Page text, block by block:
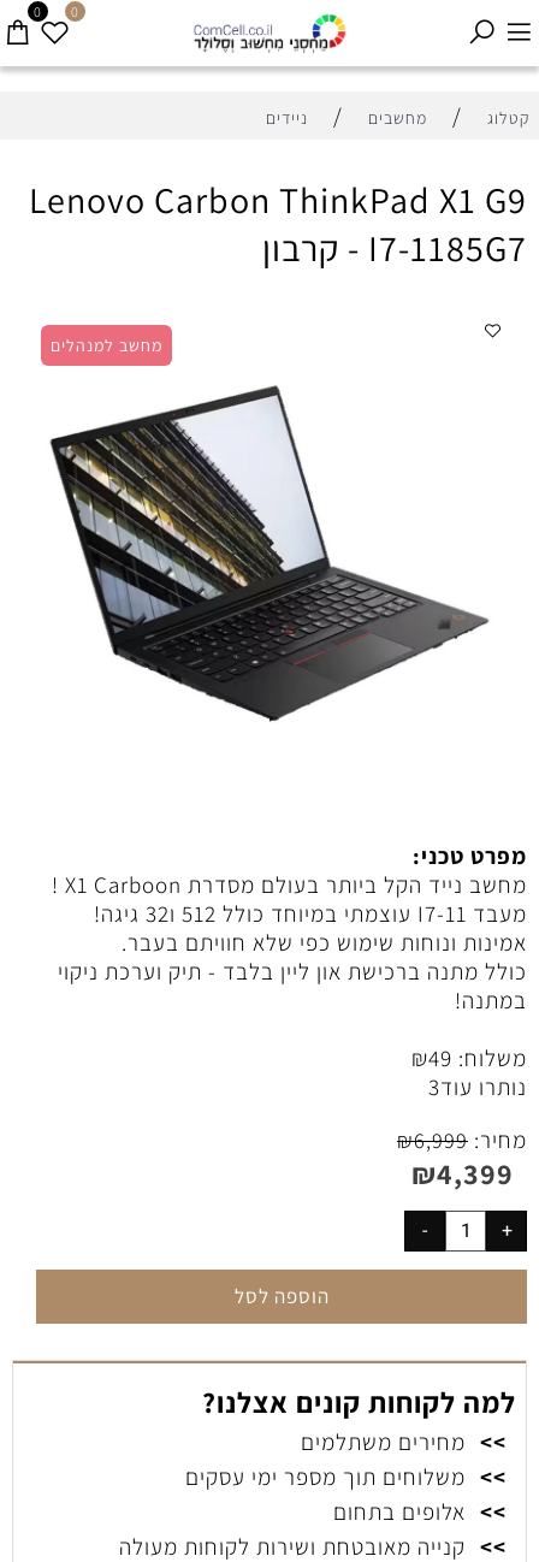
0 0
קטלוג / מחשבים / ניידים
Lenovo Carbon ThinkPad X1 G9
I7-1185G7 - קרבון
מחשב למנהלים
מפרט טכני:
מחשב נייד הקל ביותר בעולם מסדרת X1 Carboon !
מעבד I7-11 עוצמתי במיוחד כולל 512 ו32 גיגה!
אמינות ונוחות שימוש כפי שלא חוויתם בעבר.
כולל מתנה ברכישת און ליין בלבד - תיק וערכת ניקוי
במתנה!
משלוח:
₪49
נותרו עוד3
מחיר:
₪6,999
₪4,399
הוספה לסל
למה לקוחות קונים אצלנו?
>> מחירים משתלמים
>> משלוחים תוך מספר ימי עסקים
>> אלופים בתחום
>> קנייה מאובטחת ושירות לקוחות מעולה